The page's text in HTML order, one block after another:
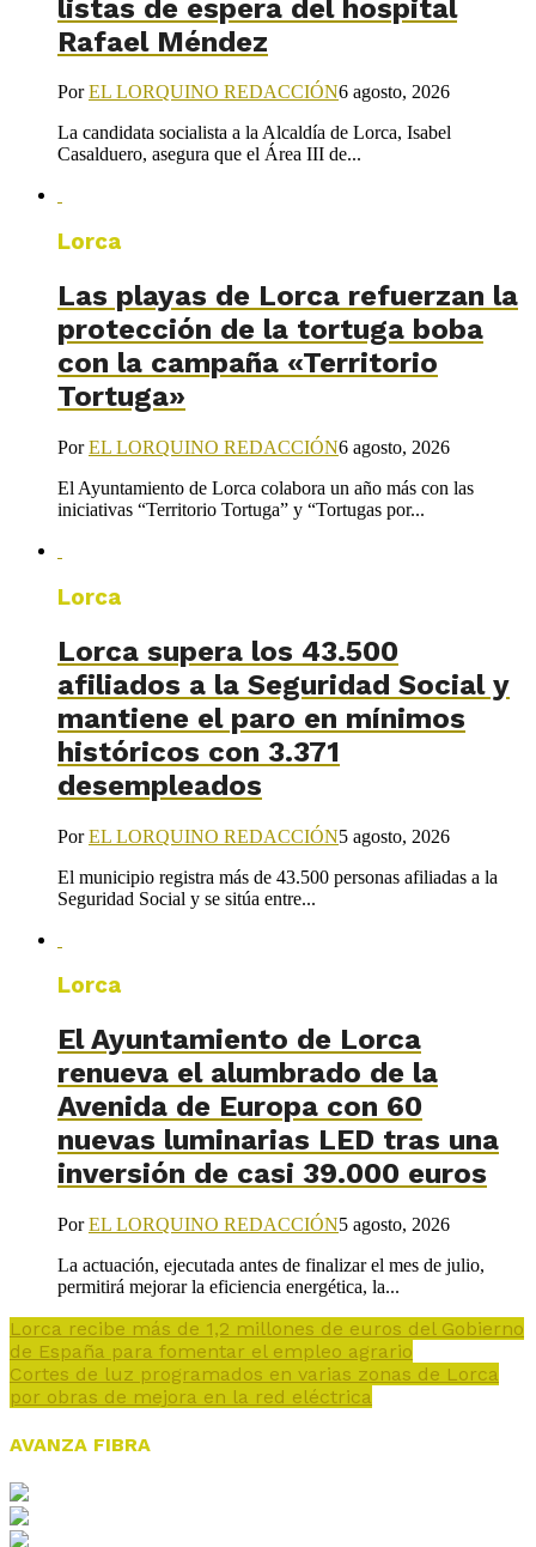
listas de espera del hospital
Rafael Méndez
PorEL LORQUINO REDACCIÓN6 agosto, 2026
La candidata socialista a la Alcaldía de Lorca, Isabel
Casalduero, asegura que el Área III de...
Lorca
Las playas de Lorca refuerzan la
protección de la tortuga boba
con la campaña «Territorio
Tortuga»
PorEL LORQUINO REDACCIÓN6 agosto, 2026
El Ayuntamiento de Lorca colabora un año más con las
iniciativas “Territorio Tortuga” y “Tortugas por...
Lorca
Lorca supera los 43.500
afiliados a la Seguridad Social y
mantiene el paro en mínimos
históricos con 3.371
desempleados
PorEL LORQUINO REDACCIÓN5 agosto, 2026
El municipio registra más de 43.500 personas afiliadas a la
Seguridad Social y se sitúa entre...
Lorca
El Ayuntamiento de Lorca
renueva el alumbrado de la
Avenida de Europa con 60
nuevas luminarias LED tras una
inversión de casi 39.000 euros
PorEL LORQUINO REDACCIÓN5 agosto, 2026
La actuación, ejecutada antes de finalizar el mes de julio,
permitirá mejorar la eficiencia energética, la...
Lorca recibe más de 1,2 millones de euros del Gobierno
de España para fomentar el empleo agrario
Cortes de luz programados en varias zonas de Lorca
por obras de mejora en la red eléctrica
AVANZA FIBRA